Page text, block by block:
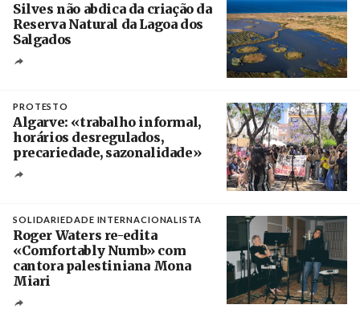
Silves não abdica da criação da
Reserva Natural da Lagoa dos
Salgados
PROTESTO
Algarve: «trabalho informal,
horários desregulados,
precariedade, sazonalidade»
SOLIDARIEDADE INTERNACIONALISTA
Roger Waters re-edita
«Comfortably Numb» com
cantora palestiniana Mona
Miari